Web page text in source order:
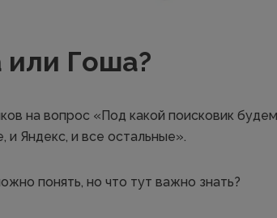
или Гоша?
на вопрос «Под какой поисковик
Яндекс, и все остальные».
понять, но что тут важно знать?